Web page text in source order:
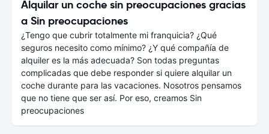
Alquilar un coche sin preocupaciones gracias
a Sin preocupaciones
¿Tengo que cubrir totalmente mi franquicia? ¿Qué
seguros necesito como mínimo? ¿Y qué compañía de
alquiler es la más adecuada? Son todas preguntas
complicadas que debe responder si quiere alquilar un
coche durante para las vacaciones. Nosotros pensamos
que no tiene que ser así. Por eso, creamos Sin
preocupaciones